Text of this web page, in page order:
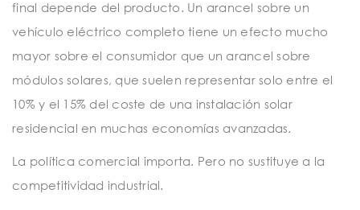
final depende del producto. Un arancel sobre un
vehículo eléctrico completo tiene un efecto mucho
mayor sobre el consumidor que un arancel sobre
módulos solares, que suelen representar solo entre el
10% y el 15% del coste de una instalación solar
residencial en muchas economías avanzadas.
La política comercial importa. Pero no sustituye a la
competitividad industrial.